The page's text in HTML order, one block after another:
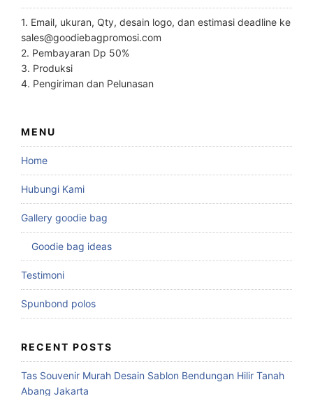
1. Email, ukuran, Qty, desain logo, dan estimasi deadline ke
sales@goodiebagpromosi.com
2. Pembayaran Dp 50%
3. Produksi
4. Pengiriman dan Pelunasan
MENU
Home
Hubungi Kami
Gallery goodie bag
Goodie bag ideas
Testimoni
Spunbond polos
RECENT POSTS
Tas Souvenir Murah Desain Sablon Bendungan Hilir Tanah
Abang Jakarta